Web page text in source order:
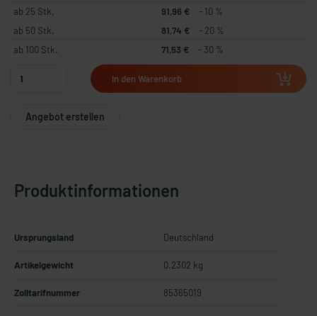
ab 25 Stk. 91,96 €
- 10 %
ab 50 Stk.
81,74 €
- 20 %
ab 100 Stk.
71,53 € - 30 %
In den Warenkorb
Angebot erstellen
Produktinformationen
Ursprungsland Deutschland
Artikelgewicht 0.2302 kg
Zolltarifnummer 85365019